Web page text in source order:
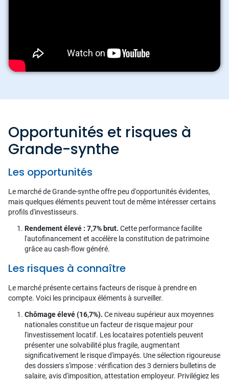
Opportunités et risques à
Grande-synthe
Les opportunités
Le marché de Grande-synthe offre peu d'opportunités évidentes,
mais quelques éléments peuvent tout de même intéresser certains
profils d'investisseurs.
Rendement élevé : 7,7% brut. Cette performance facilite
l'autofinancement et accélère la constitution de patrimoine
grâce au cash-flow généré.
Les risques à connaître
Le marché présente certains facteurs de risque à prendre en
compte. Voici les principaux éléments à surveiller.
Chômage élevé (16,7%). Ce niveau supérieur aux moyennes
nationales constitue un facteur de risque majeur pour
l'investissement locatif. Les locataires potentiels peuvent
présenter une solvabilité plus fragile, augmentant
significativement le risque d'impayés. Une sélection rigoureuse
des dossiers s'impose : vérification des 3 derniers bulletins de
salaire, avis d'imposition, attestation employeur. Privilégiez les